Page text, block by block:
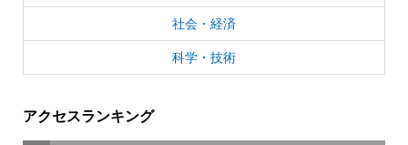
社会・経済
科学・技術
アクセスランキング